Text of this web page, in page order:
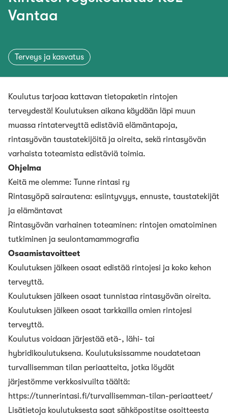
Vantaa
Terveys ja kasvatus
Koulutus tarjoaa kattavan tietopaketin rintojen
terveydestä! Koulutuksen aikana käydään läpi muun
muassa rintaterveyttä edistäviä elämäntapoja,
rintasyövän taustatekijöitä ja oireita, sekä rintasyövän
varhaista toteamista edistäviä toimia.
Ohjelma
Keitä me olemme: Tunne rintasi ry
Rintasyöpä sairautena: esiintyvyys, ennuste, taustatekijät
ja elämäntavat
Rintasyövän varhainen toteaminen: rintojen omatoiminen
tutkiminen ja seulontamammografia
Osaamistavoitteet
Koulutuksen jälkeen osaat edistää rintojesi ja koko kehon
terveyttä.
Koulutuksen jälkeen osaat tunnistaa rintasyövän oireita.
Koulutuksen jälkeen osaat tarkkailla omien rintojesi
terveyttä.
Koulutus voidaan järjestää etä-, lähi- tai
hybridikoulutuksena. Koulutuksissamme noudatetaan
turvallisemman tilan periaatteita, jotka löydät
järjestömme verkkosivuilta täältä:
https://tunnerintasi.fi/turvallisemman-tilan-periaatteet/
Lisätietoja koulutuksesta saat sähköpostitse osoitteesta